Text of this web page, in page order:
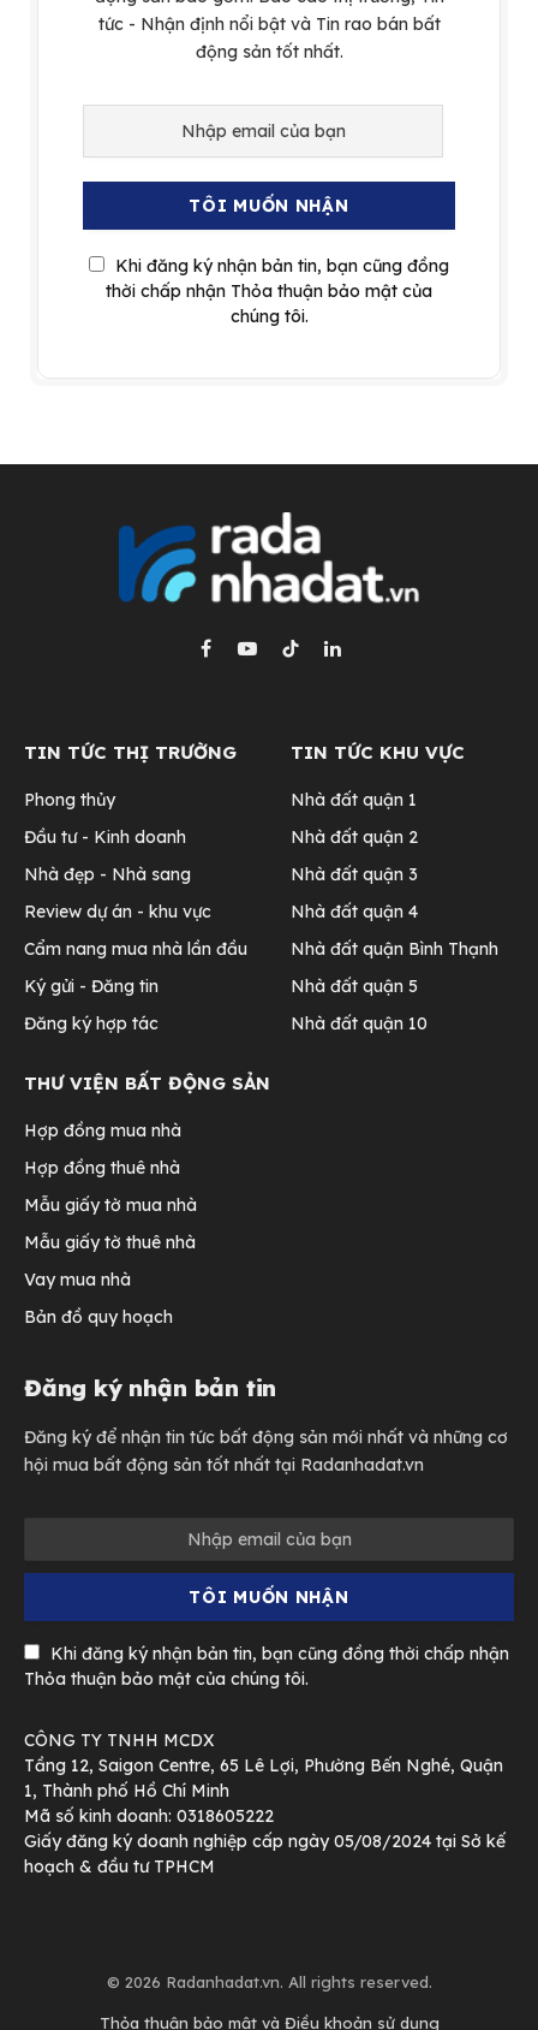
tức - Nhận định nổi bật và Tin rao bán bất
động sản tốt nhất.
Khi đăng ký nhận bản tin, bạn cũng đồng
thời chấp nhận Thỏa thuận bảo mật của
chúng tôi.
Facebook
YouTubeTikTokLinkedIn
TIN TỨC THỊ TRƯỜNG
Phong thủy
Đầu tư - Kinh doanh
Nhà đẹp - Nhà sang
Review dự án - khu vực
Cẩm nang mua nhà lần đầu
Ký gửi - Đăng tin
Đăng ký hợp tác
TIN TỨC KHU VỰC
Nhà đất quận 1
Nhà đất quận 2
Nhà đất quận 3
Nhà đất quận 4
Nhà đất quận Bình Thạnh
Nhà đất quận 5
Nhà đất quận 10
THƯ VIỆN BẤT ĐỘNG SẢN
Hợp đồng mua nhà
Hợp đồng thuê nhà
Mẫu giấy tờ mua nhà
Mẫu giấy tờ thuê nhà
Vay mua nhà
Bản đồ quy hoạch
Đăng ký nhận bản tin
Đăng ký để nhận tin tức bất động sản mới nhất và những cơ
hội mua bất động sản tốt nhất tại Radanhadat.vn
Khi đăng ký nhận bản tin, bạn cũng đồng thời chấp nhận
Thỏa thuận bảo mật của chúng tôi.
CÔNG TY TNHH MCDX
Tầng 12, Saigon Centre, 65 Lê Lợi, Phường Bến Nghé, Quận
1, Thành phố Hồ Chí Minh
Mã số kinh doanh: 0318605222
Giấy đăng ký doanh nghiệp cấp ngày 05/08/2024 tại Sở kế
hoạch & đầu tư TPHCM
© 2026 Radanhadat.vn. All rights reserved.
Thỏa thuận bảo mật và Điều khoản sử dụng